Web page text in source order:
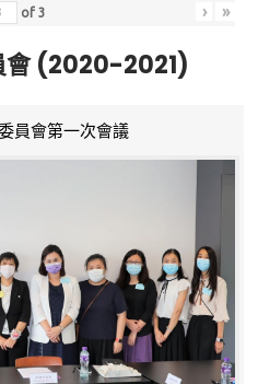
of3 › »
會 (2020-2021)
員會第一次會議